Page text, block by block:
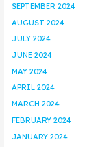
SEPTEMBER 2024
AUGUST 2024
JULY 2024
JUNE 2024
MAY 2024
APRIL 2024
MARCH 2024
FEBRUARY 2024
JANUARY 2024